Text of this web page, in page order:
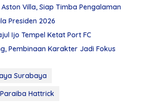
Villa, Siap Timba Pengalaman
Presiden 2026
Ijo Tempel Ketat Port FC
Pembinaan Karakter Jadi Fokus
Surabaya
Hattrick